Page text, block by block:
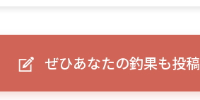
ぜひあなたの釣果も投
ELowrance EAGLE 7/9インチ トリ